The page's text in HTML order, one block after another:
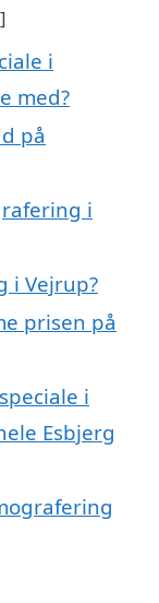
i
med?
på
i
i Vejrup?
prisen på
i
Esbjerg